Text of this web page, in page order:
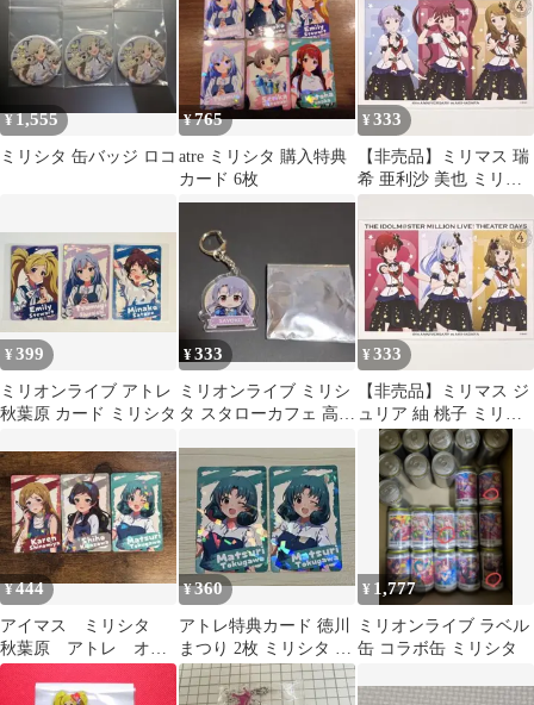
¥1,555
ミリシタ 缶バッジ ロコ
¥765
atre ミリシタ 購入特典
カード 6枚
¥333
【非売品】ミリマス 瑞
希 亜利沙 美也 ミリシ
¥399
ミリオンライブ アトレ
秋葉原 カード ミリシタ
¥333
ミリオンライブ ミリシ
タ スタローカフェ 高山
¥333
【非売品】ミリマス ジ
ュリア 紬 桃子 ミリシ
タ 特典 ポストカード
¥444
アイマス ミリシタ
秋葉原 アトレ オリ
ジナルカード 特典 3
¥360
アトレ特典カード 徳川
まつり 2枚 ミリシタ 9
周年
¥ 1,777
ミリオンライブ ラベル
缶 コラボ缶 ミリシタ